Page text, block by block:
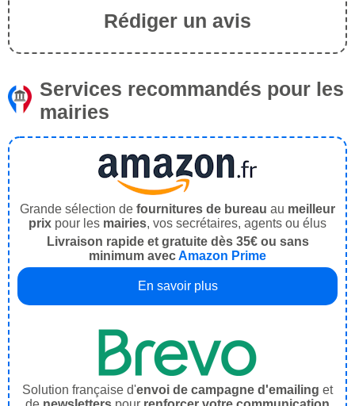
Rédiger un avis
Services recommandés pour les
mairies
Grande sélection de fournitures de bureau au meilleur
prix pour les mairies, vos secrétaires, agents ou élus
Livraison rapide et gratuite dès 35€ ou sans
minimum avecAmazon Prime
En savoir plus
Solution française d'envoi de campagne d'emailing et